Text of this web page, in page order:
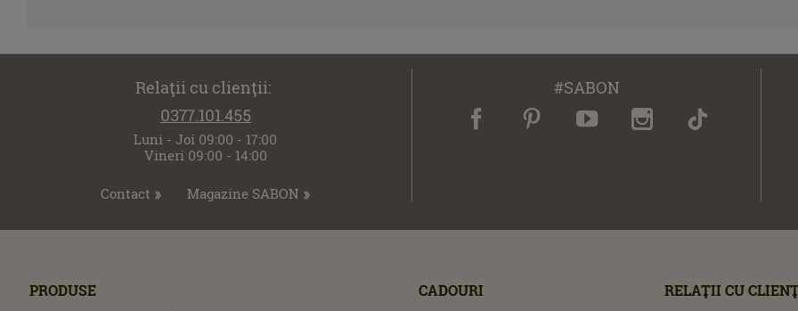
Relaţii cu clienţii:
0377.101.455
Luni - Joi 09:00 - 17:00
Vineri 09:00 - 14:00
Contact Magazine SABON
#SABON
PRODUSE CADOURI RELAŢII CU